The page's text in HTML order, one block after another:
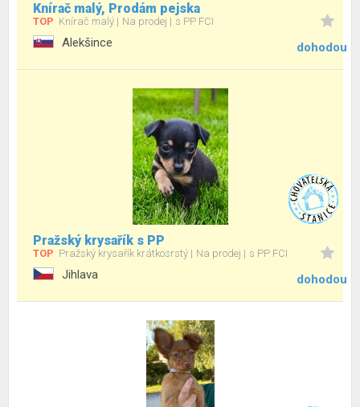
Knírač malý, Prodám pejska
TOP Knírač malý Na prodej s PP FCI
Alekšince dohodou
Pražský krysařík s PP
TOP Pražský krysařík krátkosrstý Na prodej s PP FCI
Jihlava dohodou